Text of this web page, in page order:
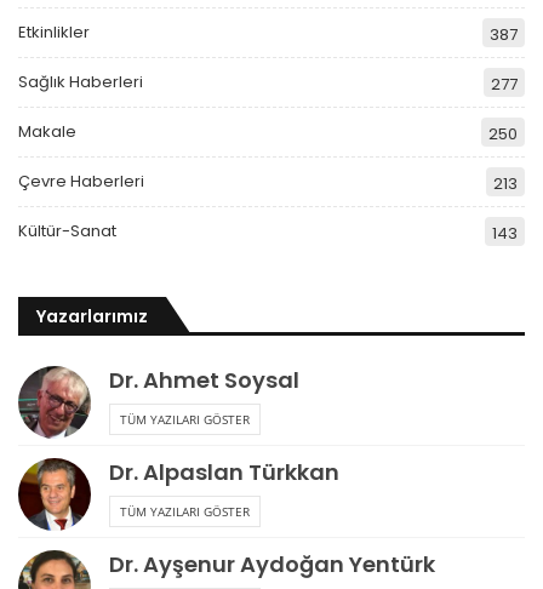
Etkinlikler 387
Sağlık Haberleri 277
Makale 250
Çevre Haberleri 213
Kültür-Sanat 143
Yazarlarımız
Dr. Ahmet Soysal
TÜM YAZILARI GÖSTER
Dr. Alpaslan Türkkan
TÜM YAZILARI GÖSTER
Dr. Ayşenur Aydoğan Yentürk